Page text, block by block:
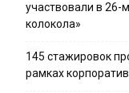
участвовали в 26-
колокола»
145 стажировок
рамках